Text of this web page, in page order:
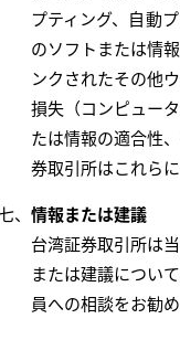
プティング、自動
のソフトまたは情
ンクされたその他
損失（コンピュー
たは情報の適合性
券取引所はこれら
情報または建議
台湾証券取引所は
または建議につい
員への相談をお勧め